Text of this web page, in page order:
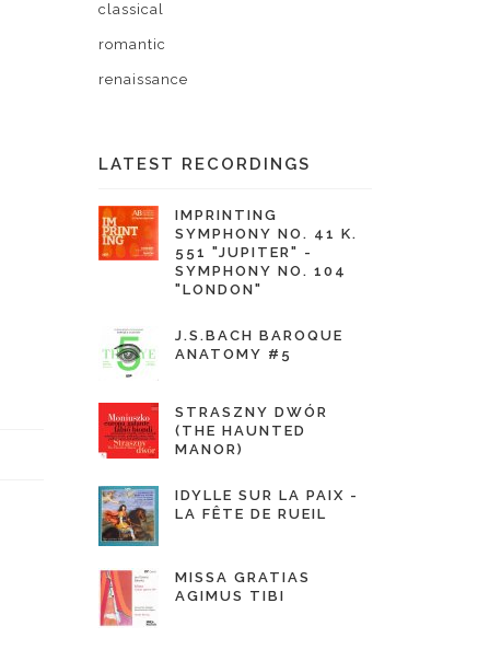
classical
romantic
renaissance
LATEST RECORDINGS
IMPRINTING
SYMPHONY NO. 41 K.
551 "JUPITER" -
SYMPHONY NO. 104
"LONDON"
J.S.BACH BAROQUE
ANATOMY #5
STRASZNY DWÓR
(THE HAUNTED
MANOR)
IDYLLE SUR LA PAIX -
LA FÊTE DE RUEIL
MISSA GRATIAS
AGIMUS TIBI